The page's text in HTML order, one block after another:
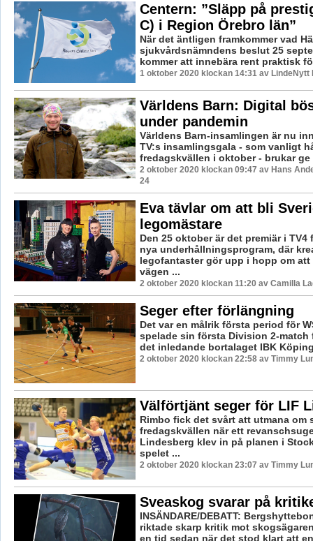
Centern: ”Släpp på
C) i Region Örebro län”
När det äntligen framkommer vad
sjukvårdsnämndens beslut 25
kommer att innebära rent praktisk
1 oktober 2020 klockan 14:31 av LindeNytt
Världens Barn: Digital
under pandemin
Världens Barn-insamlingen är nu
TV:s insamlingsgala - som vanligt
fredagskvällen i oktober - brukar ge
2 oktober 2020 klockan 09:47 av Hans
24
Eva tävlar om att bli
legomästare
Den 25 oktober är det premiär i TV4
nya underhållningsprogram, där
legofantaster gör upp i hopp om att
vägen ...
2 oktober 2020 klockan 11:20 av Camilla
Seger efter förlängning
Det var en målrik första period för
spelade sin första Division 2-match
det inledande bortalaget IBK
2 oktober 2020 klockan 22:58 av Timmy
Välförtjänt seger för LIF
Rimbo fick det svårt att utmana om
fredagskvällen när ett
Lindesberg klev in på planen i
spelet ...
2 oktober 2020 klockan 23:07 av Timmy
Sveaskog svarar på
INSÄNDARE/DEBATT:
riktade skarp kritik mot
en tid sedan när det stod klart att